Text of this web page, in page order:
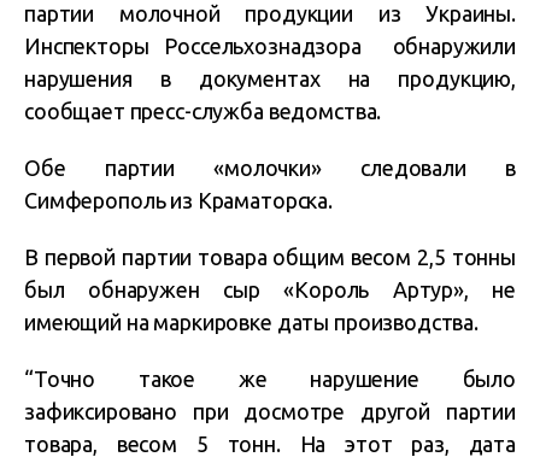
партии молочной продукции из Украины.
Инспекторы Россельхознадзора обнаружили
нарушения в документах на продукцию,
сообщает пресс-служба ведомства.
Обе партии «молочки» следовали в
Симферополь из Краматорска.
В первой партии товара общим весом 2,5 тонны
был обнаружен сыр «Король Артур», не
имеющий на маркировке даты производства.
“Точно такое же нарушение было
зафиксировано при досмотре другой партии
товара, весом 5 тонн. На этот раз, дата